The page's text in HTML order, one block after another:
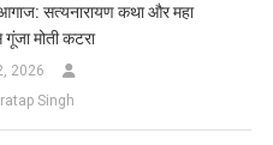
सत्यनारायण कथा और महा
मोती कटरा
2026
Singh